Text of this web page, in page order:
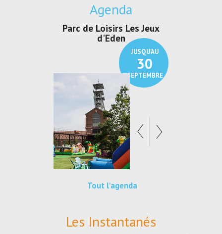
Agenda
JUSQU'AU
30
SEPTEMBRE
Parc de Loisirs Les Jeux
d'Eden
Tout l'agenda
Les Instantanés